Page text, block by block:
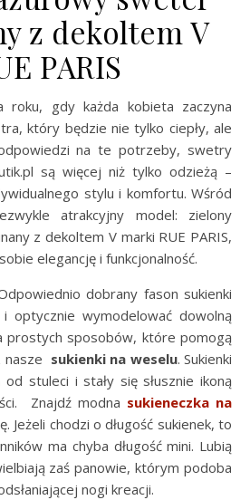
z dekoltem V
PARIS
który będzie nie tylko ciepły, ale
na te potrzeby, swetry
są więcej niż tylko odzieżą –
stylu i komfortu. Wśród
atrakcyjny model: zielony
z dekoltem V marki RUE PARIS,
elegancję i funkcjonalność.
dobrany fason sukienki
optycznie wymodelować dowolną
prostych sposobów, które pomogą
nasze sukienki na weselu. Sukienki
stuleci i stały się słusznie ikoną
Znajdź modna sukieneczka na
Jeżeli chodzi o długość sukienek, to
ma chyba długość mini. Lubią
zaś panowie, którym podoba
nogi kreacji.